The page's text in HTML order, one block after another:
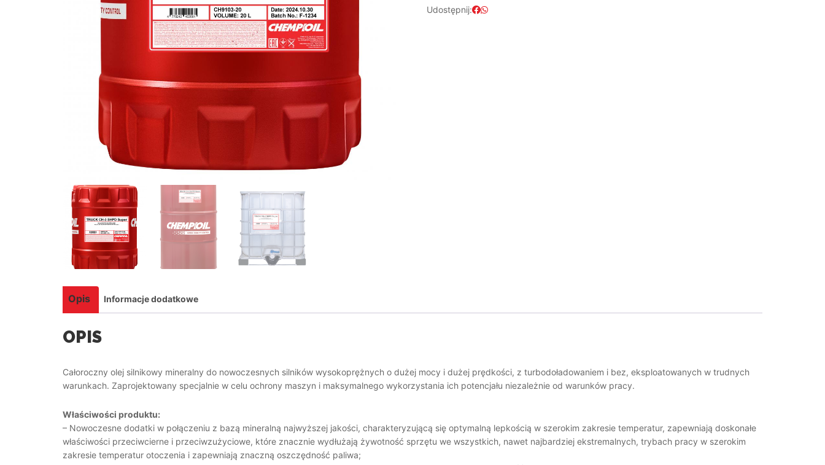
Udostępnij:
Opis Informacje dodatkowe
OPIS
Całoroczny olej silnikowy mineralny do nowoczesnych silników wysokoprężnych o dużej mocy i dużej prędkości, z turbodoładowaniem i bez, eksploatowanych w trudnych
warunkach. Zaprojektowany specjalnie w celu ochrony maszyn i maksymalnego wykorzystania ich potencjału niezależnie od warunków pracy.
Właściwości produktu:
– Nowoczesne dodatki w połączeniu z bazą mineralną najwyższej jakości, charakteryzującą się optymalną lepkością w szerokim zakresie temperatur, zapewniają doskonałe
właściwości przeciwcierne i przeciwzużyciowe, które znacznie wydłużają żywotność sprzętu we wszystkich, nawet najbardziej ekstremalnych, trybach pracy w szerokim
zakresie temperatur otoczenia i zapewniają znaczną oszczędność paliwa;